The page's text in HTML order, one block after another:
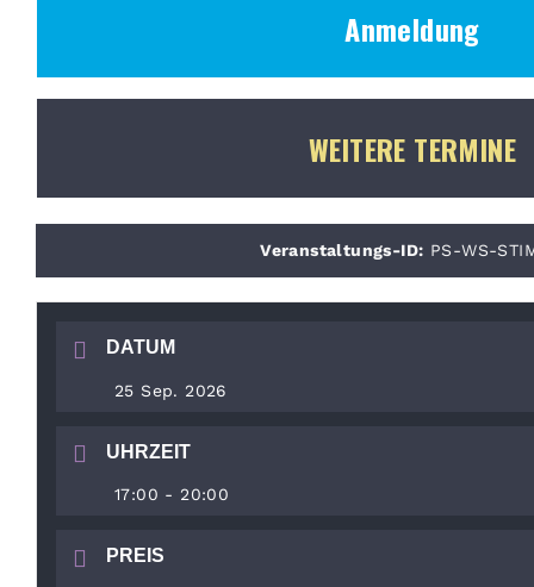
Anmeldung
WEITERE TERMINE
Veranstaltungs-ID: PS-WS-
DATUM
25 Sep. 2026
UHRZEIT
17:00 - 20:00
PREIS